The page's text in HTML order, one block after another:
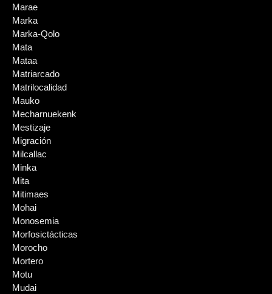
Marae
Marka
Marka-Qolo
Mata
Mataa
Matriarcado
Matrilocalidad
Mauko
Mecharnuekenk
Mestizaje
Migración
Milcallac
Minka
Mita
Mitimaes
Mohai
Monosemia
Morfosictácticas
Morocho
Mortero
Motu
Mudai